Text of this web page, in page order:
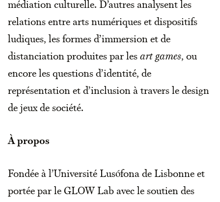
médiation culturelle. D’autres analysent les
relations entre arts numériques et dispositifs
ludiques, les formes d’immersion et de
distanciation produites par lesart games, ou
encore les questions d’identité, de
représentation et d’inclusion à travers le design
de jeux de société.
À propos
Fondée à l’Université Lusófona de Lisbonne et
portée par le GLOW Lab avec le soutien des